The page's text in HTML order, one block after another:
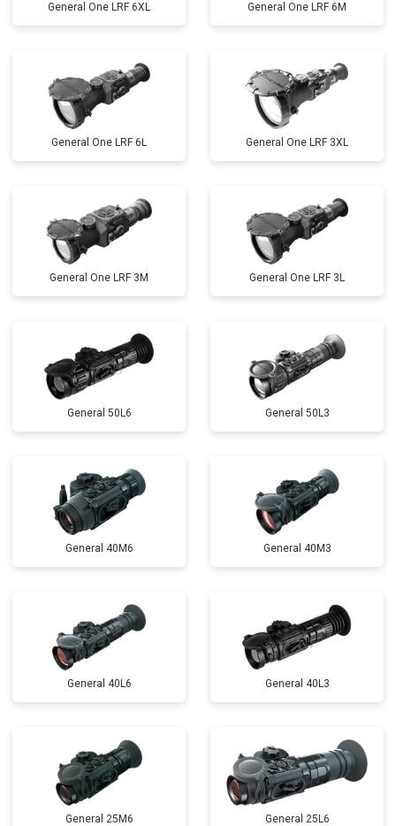
General One LRF 6XL General One LRF 6M
General One LRF 6L General One LRF 3XL
General One LRF 3M General One LRF 3L
General 50L6 General 50L3
General 40M6 General 40M3
General 40L6 General 40L3
General 25M6 General 25L6